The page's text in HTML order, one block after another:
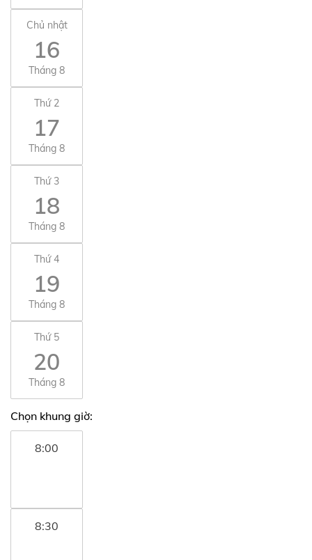
Chủ nhật
16
Tháng 8
Thứ 2
17
Tháng 8
Thứ 3
18
Tháng 8
Thứ 4
19
Tháng 8
Thứ 5
20
Tháng 8
Chọn khung giờ:
8:00
8:30